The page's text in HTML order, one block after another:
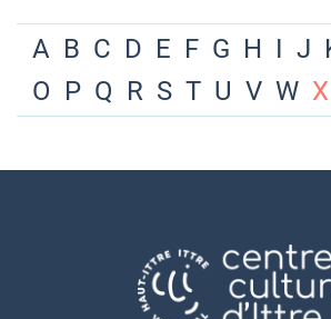
A B C D E F G H I J
O P Q R S T U V W X